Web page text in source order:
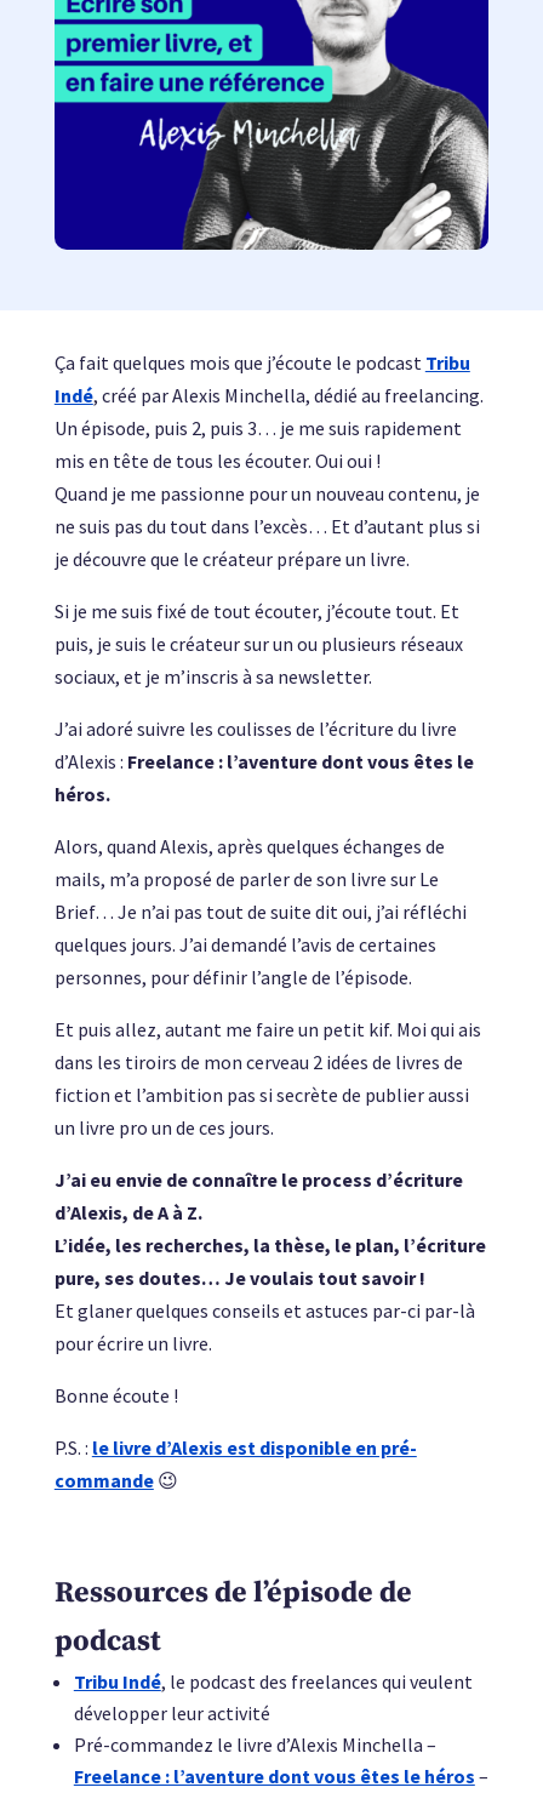
Ça fait quelques mois que j’écoute le podcast Tribu
Indé, créé par Alexis Minchella, dédié au freelancing.
Un épisode, puis 2, puis 3… je me suis rapidement
mis en tête de tous les écouter. Oui oui !
Quand je me passionne pour un nouveau contenu, je
ne suis pas du tout dans l’excès… Et d’autant plus si
je découvre que le créateur prépare un livre.
Si je me suis fixé de tout écouter, j’écoute tout. Et
puis, je suis le créateur sur un ou plusieurs réseaux
sociaux, et je m’inscris à sa newsletter.
J’ai adoré suivre les coulisses de l’écriture du livre
d’Alexis : Freelance : l’aventure dont vous êtes le
héros.
Alors, quand Alexis, après quelques échanges de
mails, m’a proposé de parler de son livre sur Le
Brief… Je n’ai pas tout de suite dit oui, j’ai réfléchi
quelques jours. J’ai demandé l’avis de certaines
personnes, pour définir l’angle de l’épisode.
Et puis allez, autant me faire un petit kif. Moi qui ais
dans les tiroirs de mon cerveau 2 idées de livres de
fiction et l’ambition pas si secrète de publier aussi
un livre pro un de ces jours.
J’ai eu envie de connaître le process d’écriture
d’Alexis, de A à Z.
L’idée, les recherches, la thèse, le plan, l’écriture
pure, ses doutes… Je voulais tout savoir !
Et glaner quelques conseils et astuces par-ci par-là
pour écrire un livre.
Bonne écoute !
P.S. : le livre d’Alexis est disponible en pré-
commande😉
Ressources de l’épisode de
podcast
Tribu Indé, le podcast des freelances qui veulent
développer leur activité
Pré-commandez le livre d’Alexis Minchella –
Freelance : l’aventure dont vous êtes le héros –